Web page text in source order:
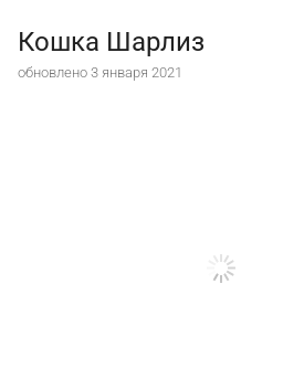
Кошка Шарлиз
обновлено 3 января 2021